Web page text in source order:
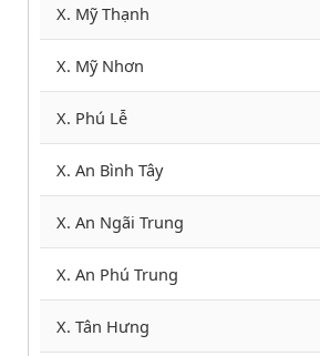
X. Mỹ Thạnh
X. Mỹ Nhơn
X. Phú Lễ
X. An Bình Tây
X. An Ngãi Trung
X. An Phú Trung
X. Tân Hưng